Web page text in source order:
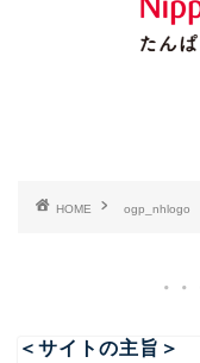
HOME ogp_nhlogo
＜サイトの主旨＞